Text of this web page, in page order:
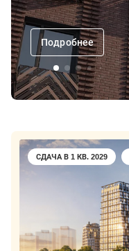
Подробнее
СДАЧА В 1 КВ. 2029